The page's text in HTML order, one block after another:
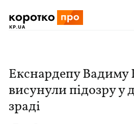
Екснардепу Вадиму
висунули підозру у
зраді